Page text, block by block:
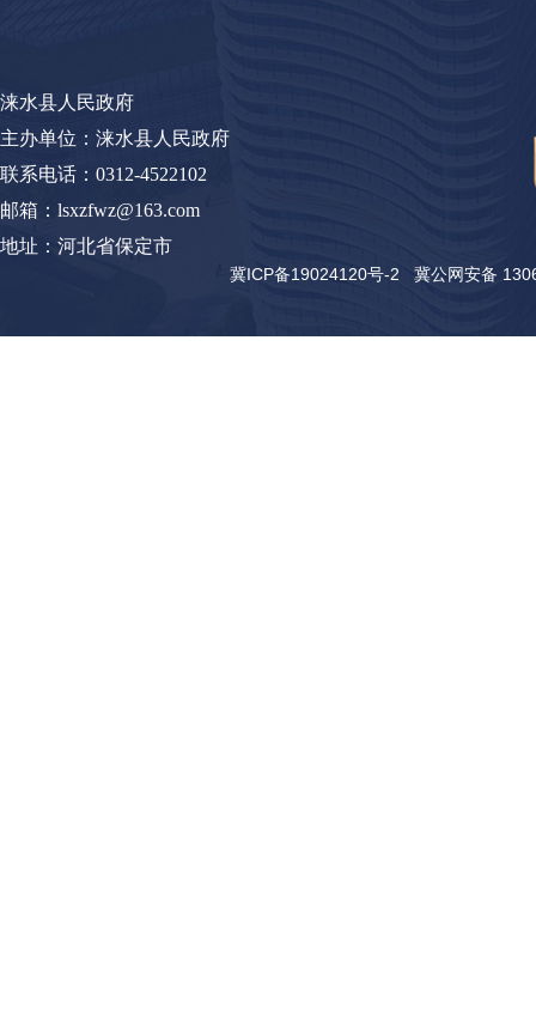
涞水县人民政府
主办单位：涞水县人民政府
联系电话：0312-4522102
邮箱：lsxzfwz@163.com
地址：河北省保定市
冀ICP备19024120号-2 冀公网安备